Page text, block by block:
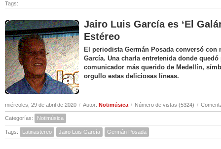
Tags:
Jairo Luis García es ‘El
Estéreo
El periodista Germán Posada conversó
García. Una charla entretenida donde
comunicador más querido de Medellín,
orgullo estas deliciosas líneas.
miércoles, 29 de abril de 2020 / Autor: Notimúsica / Número de vistas (5324) /
Categorías: Notimúsica
Tags: Latinastereo Jairo Luis García Germán Posada